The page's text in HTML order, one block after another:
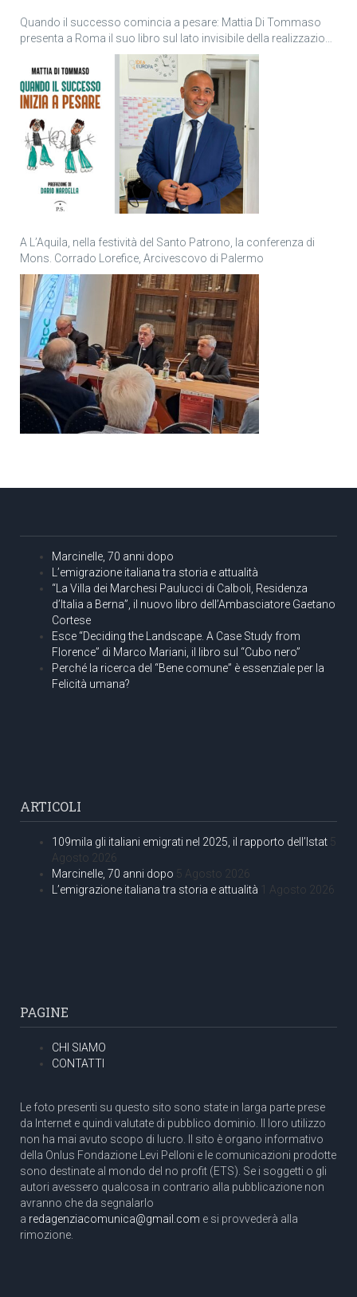
Quando il successo comincia a pesare: Mattia Di Tommaso
presenta a Roma il suo libro sul lato invisibile della realizzazione
A L’Aquila, nella festività del Santo Patrono, la conferenza di
Mons. Corrado Lorefice, Arcivescovo di Palermo
Marcinelle, 70 anni dopo
L’emigrazione italiana tra storia e attualità
“La Villa dei Marchesi Paulucci di Calboli, Residenza
d’Italia a Berna”, il nuovo libro dell’Ambasciatore Gaetano
Cortese
Esce “Deciding the Landscape. A Case Study from
Florence” di Marco Mariani, il libro sul “Cubo nero”
Perché la ricerca del “Bene comune” è essenziale per la
Felicità umana?
ARTICOLI
109mila gli italiani emigrati nel 2025, il rapporto dell’Istat 5
Agosto 2026
Marcinelle, 70 anni dopo 5 Agosto 2026
L’emigrazione italiana tra storia e attualità 1 Agosto 2026
PAGINE
CHI SIAMO
CONTATTI
Le foto presenti su questo sito sono state in larga parte prese
da Internet e quindi valutate di pubblico dominio. Il loro utilizzo
non ha mai avuto scopo di lucro. Il sito è organo informativo
della Onlus Fondazione Levi Pelloni e le comunicazioni prodotte
sono destinate al mondo del no profit (ETS). Se i soggetti o gli
autori avessero qualcosa in contrario alla pubblicazione non
avranno che da segnalarlo
a redagenziacomunica@gmail.com e si provvederà alla
rimozione.